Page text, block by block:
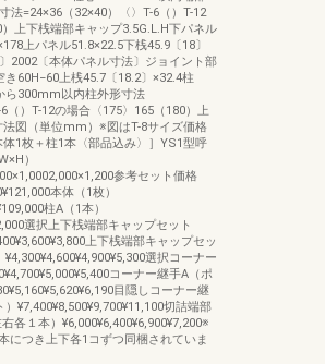
法=24×36（32×40）〈〉T-6（）T-12
上下桟端部キャップ3.5G.L.H下パネル
上パネル51.8×22.5下桟45.9〔18〕
2002〔本体パネル寸法〕ジョイント部
60H−60上桟45.7〔18.2〕×32.4柱
ら300mm以内柱外形寸法
（）T-12の場合〈175〉165（180）上
図（単位mm）※図はT-8サイズ価格
1枚＋柱1本〈部品込み〉］YS1型呼
）
参考セット価格
本体（1枚）
柱A（1本）
選択上下桟端部キャップセット
上下桟端部キャップセッ
¥4,300¥4,600¥4,900¥5,300選択コーナー
コーナー継手A（ポ
目隠しコーナー継
¥7,400¥8,500¥9,700¥11,100切詰端部
各１本）¥6,000¥6,400¥6,900¥7,200※
につき上下各1コずつ同梱されていま